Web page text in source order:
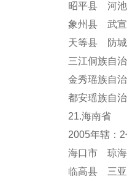
昭平县 河
象州县 武
天等县 防
三江侗族自
金秀瑶族自
都安瑶族自
21.海南省
2005年辖：
海口市 琼
临高县 三